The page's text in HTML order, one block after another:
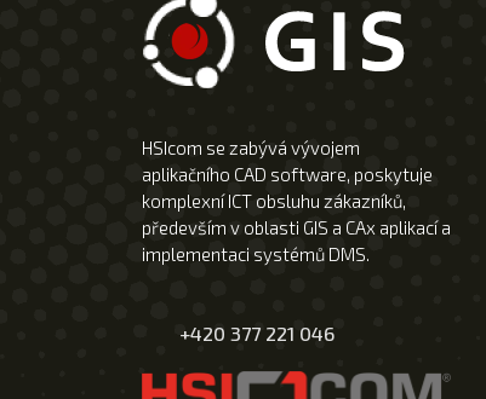
HSIcom se zabývá vývojem
aplikačního CAD software, poskytuje
komplexní ICT obsluhu zákazníků,
především v oblasti GIS a CAx aplikací a
implementaci systémů DMS.
+420 377 221 046